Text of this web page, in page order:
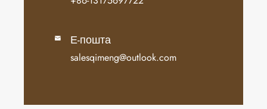
 Е-пошта
salesqimeng@outlook.com